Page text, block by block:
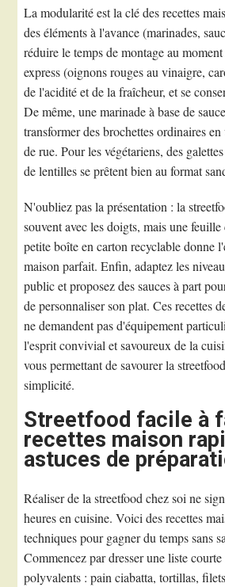
La modularité est la clé des recettes
des éléments à l'avance (marinades,
réduire le temps de montage au
express (oignons rouges au vinaigre,
de l'acidité et de la fraîcheur, et se
De même, une marinade à base de
transformer des brochettes ordinaires
de rue. Pour les végétariens, des
de lentilles se prêtent bien au format
N'oubliez pas la présentation : la
souvent avec les doigts, mais une
petite boîte en carton recyclable donne
maison parfait. Enfin, adaptez les
public et proposez des sauces à part
de personnaliser son plat. Ces recettes
ne demandent pas d'équipement
l'esprit convivial et savoureux de la
vous permettant de savourer la
simplicité.
Streetfood facile à
recettes maison
astuces de
Réaliser de la streetfood chez soi ne
heures en cuisine. Voici des recettes
techniques pour gagner du temps sans
Commencez par dresser une liste
polyvalents : pain ciabatta, tortillas,